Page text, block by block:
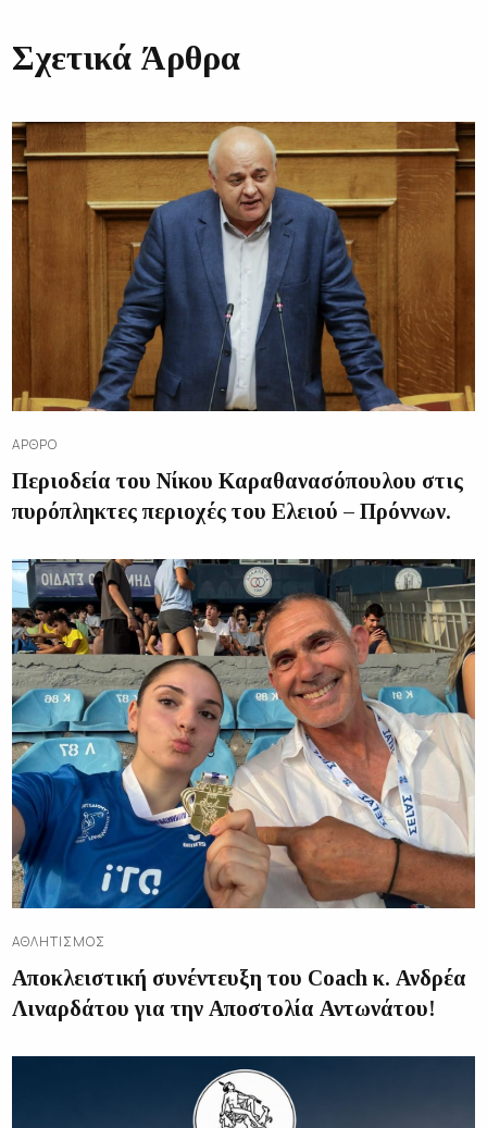
Σχετικά Άρθρα
ΆΡΘΡΟ
Περιοδεία του Νίκου Καραθανασόπουλου στις
πυρόπληκτες περιοχές του Ελειού – Πρόννων.
ΑΘΛΗΤΙΣΜΌΣ
Αποκλειστική συνέντευξη του Coach κ. Ανδρέα
Λιναρδάτου για την Αποστολία Αντωνάτου!